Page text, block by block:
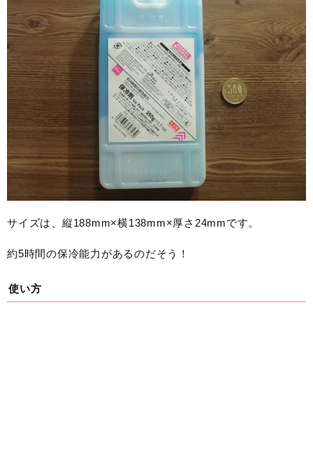
サイズは、縦188mm×横138mm×厚さ24mmです。
約5時間の保冷能力があるのだそう！
使い方